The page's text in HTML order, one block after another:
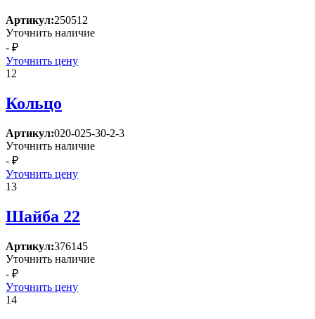
Артикул:250512
Уточнить наличие
- ₽
Уточнить цену
12
Кольцо
Артикул:020-025-30-2-3
Уточнить наличие
- ₽
Уточнить цену
13
Шайба 22
Артикул:376145
Уточнить наличие
- ₽
Уточнить цену
14